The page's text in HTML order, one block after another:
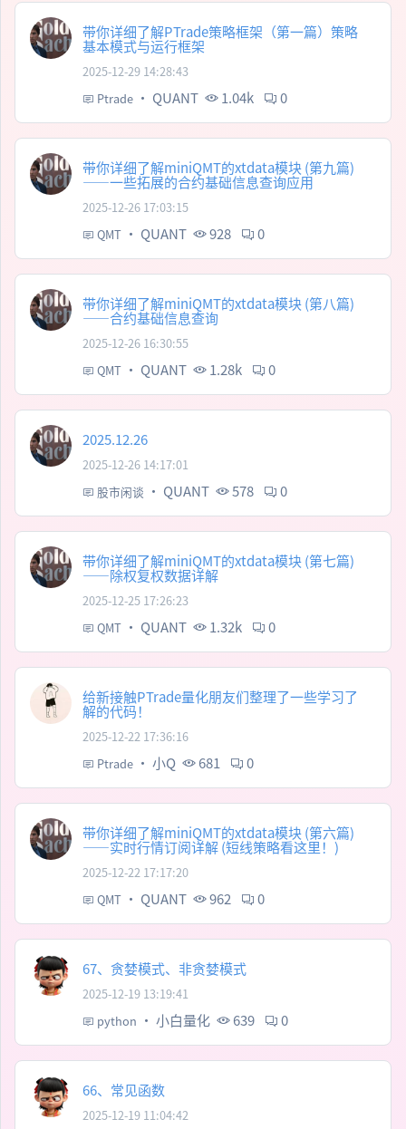
带你详细了解PTrade策略框架（第一篇）策略
基本模式与运行框架
2025-12-29 14:28:43
Ptrade · QUANT 1.04k 0
带你详细了解miniQMT的xtdata模块 (第九篇)
——一些拓展的合约基础信息查询应用
2025-12-26 17:03:15
QMT · QUANT 928 0
带你详细了解miniQMT的xtdata模块 (第八篇)
——合约基础信息查询
2025-12-26 16:30:55
QMT · QUANT 1.28k 0
2025.12.26
2025-12-26 14:17:01
股市闲谈 · QUANT 578 0
带你详细了解miniQMT的xtdata模块 (第七篇)
——除权复权数据详解
2025-12-25 17:26:23
QMT · QUANT 1.32k 0
给新接触PTrade量化朋友们整理了一些学习了
解的代码！
2025-12-22 17:36:16
Ptrade · 小Q 681 0
带你详细了解miniQMT的xtdata模块 (第六篇)
——实时行情订阅详解 (短线策略看这里！)
2025-12-22 17:17:20
QMT · QUANT 962 0
67、贪婪模式、非贪婪模式
2025-12-19 13:19:41
python · 小白量化 639 0
66、常见函数
2025-12-19 11:04:42